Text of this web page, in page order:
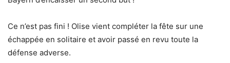
Ce n’est pas fini ! Olise vient compléter la fête sur une
échappée en solitaire et avoir passé en revu toute la
défense adverse.